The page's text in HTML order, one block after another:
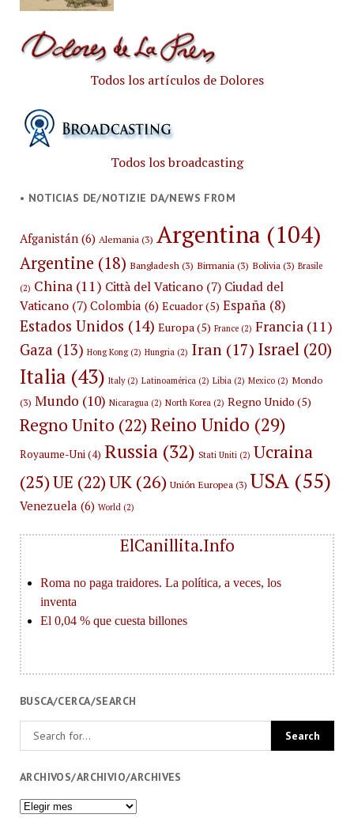
Todos los artículos de Dolores
Todos los broadcasting
• NOTICIAS DE/NOTIZIE DA/NEWS FROM
Afganistán(6) Alemania (3) Argentina (104)
Argentine (18) Bangladesh (3) Birmania (3) Bolivia (3) Brasile
(2) China(11) Città del Vaticano(7) Ciudad del
Vaticano(7) Colombia (6) Ecuador(5) España (8)
Estados Unidos (14) Europa(5) France(2) Francia(11)
Gaza (13) Hong Kong(2) Hungria(2) Iran(17) Israel(20)
Italia (43) Italy(2) Latinoamérica(2) Libia(2) Mexico(2) Mondo
(3) Mundo (10) Nicaragua(2) North Korea(2) Regno Unido (5)
Regno Unito (22) Reino Unido (29)
Royaume-Uni(4) Russia(32) Stati Uniti(2) Ucraina
(25)UE (22)UK(26) Unión Europea (3) USA(55)
Venezuela (6) World(2)
ElCanillita.Info
BUSCA/CERCA/SEARCH
ARCHIVOS/ARCHIVIO/ARCHIVES
Archivos/Archivio/Archives